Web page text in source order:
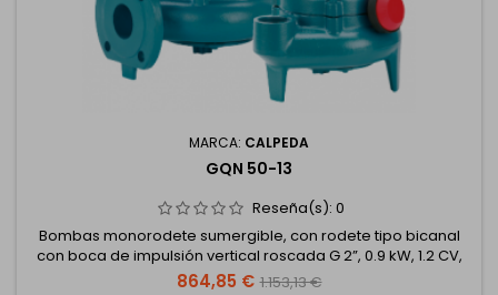
MARCA: CALPEDA
GQN 50-13
Reseña(s): 0
Bombas monorodete sumergible, con rodete tipo bicanal
con boca de impulsión vertical roscada G 2”, 0.9 kW, 1.2 CV,
trifásico 230/400 V.
864,85 € 1.153,13 €